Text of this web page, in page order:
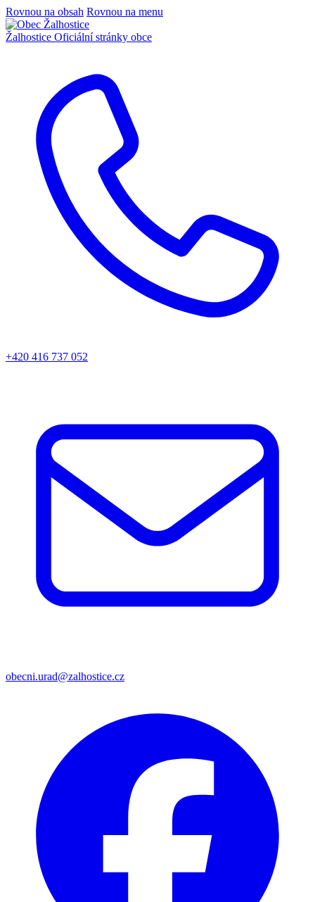
Rovnou na obsah Rovnou na menu
Žalhostice Oficiální stránky obce
+420 416 737 052
obecni.urad@zalhostice.cz